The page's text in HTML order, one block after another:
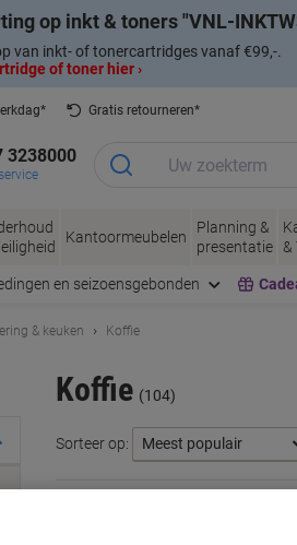
op inkt & toners VNL-
van inkt- of tonercartridges vanaf €99,-.
of toner hier ›
Gratis retourneren*
3238000
Kantoormeubelen
Planning &
presentatie
&
en seizoensgebonden
& keuken Koffie
Koffie (104)
Sorteer op: